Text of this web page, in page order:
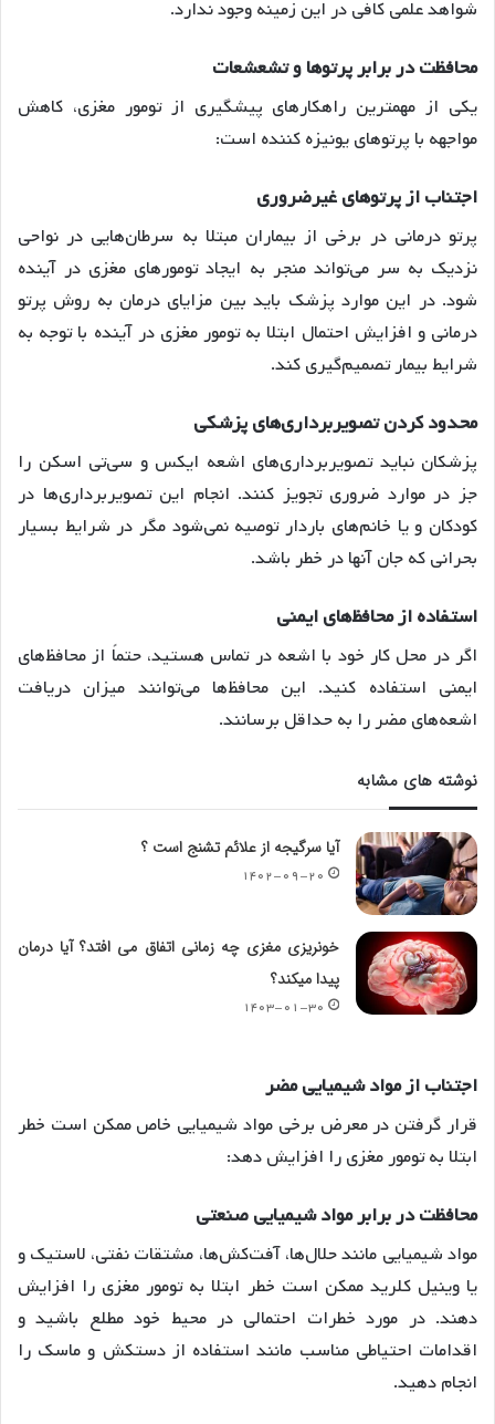
شواهد علمی کافی در این زمینه وجود ندارد.
محافظت در برابر پرتوها و تشعشعات
یکی از مهمترین راهکارهای پیشگیری از تومور مغزی، کاهش
مواجهه با پرتوهای یونیزه کننده است:
اجتناب از پرتوهای غیرضروری
پرتو درمانی در برخی از بیماران مبتلا به سرطان‌هایی در نواحی
نزدیک به سر می‌تواند منجر به ایجاد تومورهای مغزی در آینده
شود. در این موارد پزشک باید بین مزایای درمان به روش پرتو
درمانی و افزایش احتمال ابتلا به تومور مغزی در آینده با توجه به
شرایط بیمار تصمیم‌گیری کند.
محدود کردن تصویربرداری‌های پزشکی
پزشکان نباید تصویربرداری‌های اشعه ایکس و سی‌تی اسکن را
جز در موارد ضروری تجویز کنند. انجام این تصویربرداری‌ها در
کودکان و یا خانم‌های باردار توصیه نمی‌شود مگر در شرایط بسیار
بحرانی که جان آنها در خطر باشد.
استفاده از محافظ‌های ایمنی
اگر در محل کار خود با اشعه در تماس هستید، حتماً از محافظ‌های
ایمنی استفاده کنید. این محافظ‌ها می‌توانند میزان دریافت
اشعه‌های مضر را به حداقل برسانند.
نوشته های مشابه
آیا سرگیجه از علائم تشنج است ؟
۱۴۰۲-۰۹-۲۰
خونریزی مغزی چه زمانی اتفاق می افتد؟ آیا درمان
پیدا میکند؟
۱۴۰۳-۰۱-۳۰
اجتناب از مواد شیمیایی مضر
قرار گرفتن در معرض برخی مواد شیمیایی خاص ممکن است خطر
ابتلا به تومور مغزی را افزایش دهد:
محافظت در برابر مواد شیمیایی صنعتی
مواد شیمیایی مانند حلال‌ها، آفت‌کش‌ها، مشتقات نفتی، لاستیک و
یا وینیل کلرید ممکن است خطر ابتلا به تومور مغزی را افزایش
دهند. در مورد خطرات احتمالی در محیط خود مطلع باشید و
اقدامات احتیاطی مناسب مانند استفاده از دستکش و ماسک را
انجام دهید.